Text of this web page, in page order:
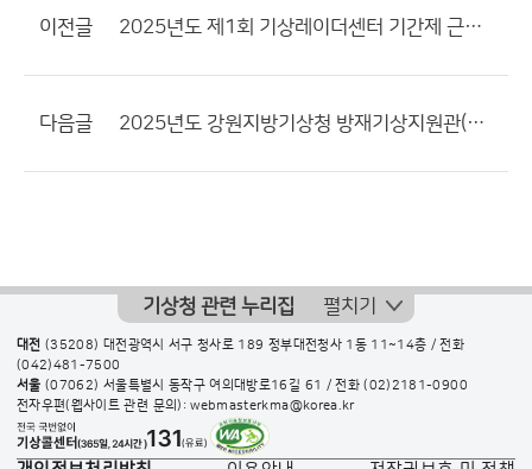
이전글 2025년도 제1회 기상레이더센터 기간제 근로자(연구원) 채용 재공고(특별(장애인))
다음글 2025년도 강원지방기상청 방재기상지원관(기간제근로자) 채용 최종합격자 공고
기상청 관련 누리집 펼치기
대전 (35208) 대전광역시 서구 청사로 189 정부대전청사 1동 11~14층 / 전화
(042)481-7500
서울 (07062) 서울특별시 동작구 여의대방로16길 61 / 전화(02)2181-0900
전자우편(웹사이트 관련 문의): webmasterkma@korea.kr